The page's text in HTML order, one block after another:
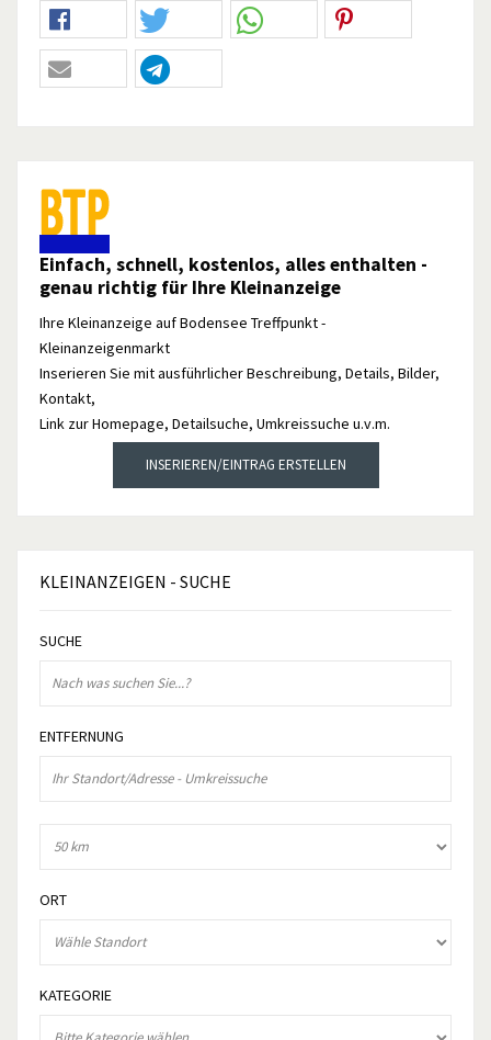
Einfach, schnell, kostenlos, alles enthalten -
genau richtig für Ihre Kleinanzeige
Ihre Kleinanzeige auf Bodensee Treffpunkt -
Kleinanzeigenmarkt
Inserieren Sie mit ausführlicher Beschreibung, Details, Bilder,
Kontakt,
Link zur Homepage, Detailsuche, Umkreissuche u.v.m.
INSERIEREN/EINTRAG ERSTELLEN
KLEINANZEIGEN - SUCHE
SUCHE
ENTFERNUNG
ORT
KATEGORIE